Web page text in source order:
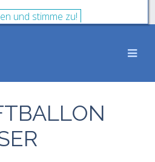
und stimme zu!